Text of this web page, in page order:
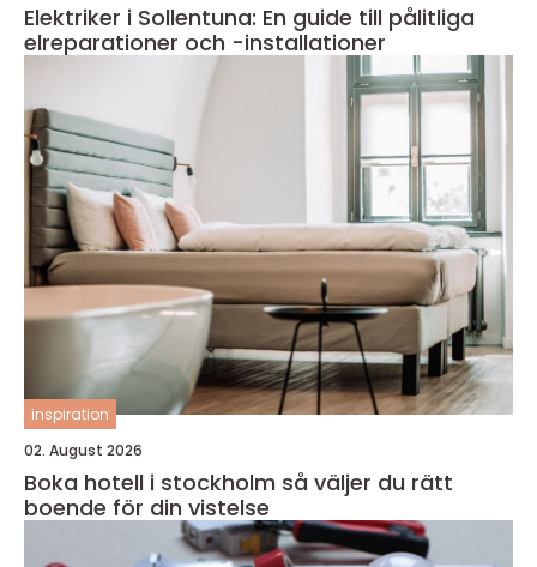
Elektriker i Sollentuna: En guide till pålitliga
elreparationer och -installationer
inspiration
02. August 2026
Boka hotell i stockholm så väljer du rätt
boende för din vistelse